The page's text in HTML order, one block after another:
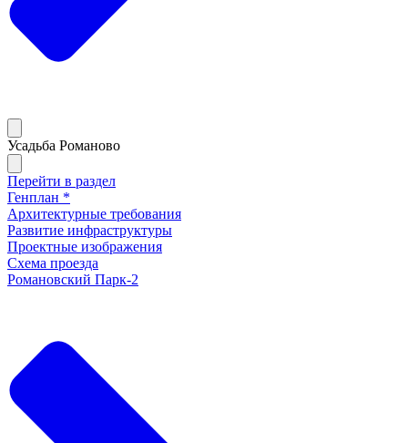
Усадьба Романово
Перейти в раздел
Генплан *
Архитектурные требования
Развитие инфраструктуры
Проектные изображения
Схема проезда
Романовский Парк-2